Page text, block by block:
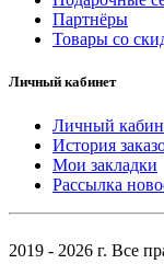
Партнёры
Товары со
Личный кабинет
Личный
История
Мои закладки
Рассылка
2019 - 2026 г. Все